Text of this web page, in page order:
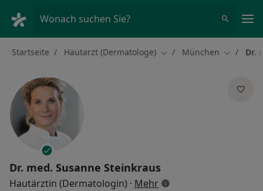
Wonach suchen Sie?
Startseite Hautarzt (Dermatologe) Stadt ändern
München StadtDr.
Dr. med. Susanne Steinkraus
Hautärztin (Dermatologin) · Mehrüber Spezialisierungen